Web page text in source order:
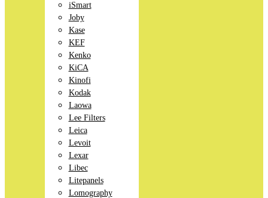
iSmart
Joby
Kase
KEF
Kenko
KiCA
Kinofi
Kodak
Laowa
Lee Filters
Leica
Levoit
Lexar
Libec
Litepanels
Lomography